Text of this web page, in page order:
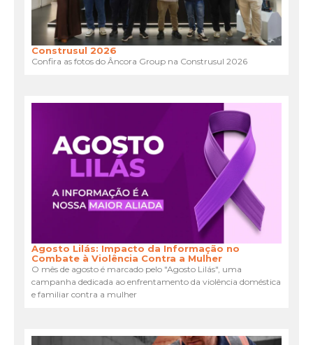
Construsul 2026
Confira as fotos do Âncora Group na Construsul 2026
Agosto Lilás: Impacto da Informação no
Combate à Violência Contra a Mulher
O mês de agosto é marcado pelo "Agosto Lilás", uma
campanha dedicada ao enfrentamento da violência doméstica
e familiar contra a mulher